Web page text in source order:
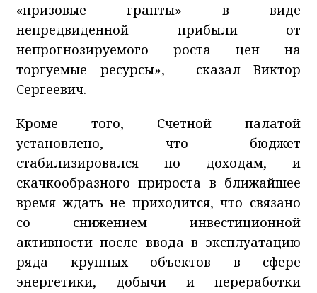
«призовые гранты» в виде
непредвиденной прибыли от
непрогнозируемого роста цен на
торгуемые ресурсы», - сказал Виктор
Сергеевич.
Кроме того, Счетной палатой
установлено, что бюджет
стабилизировался по доходам, и
скачкообразного прироста в ближайшее
время ждать не приходится, что связано
со снижением инвестиционной
активности после ввода в эксплуатацию
ряда крупных объектов в сфере
энергетики, добычи и переработки